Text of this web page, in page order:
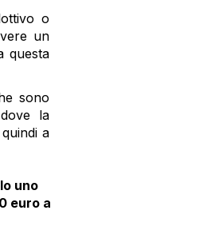
o
un
questa
sono
la
a
uno
euro a